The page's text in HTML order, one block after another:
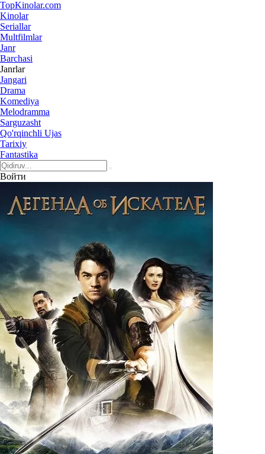
TopKinolar.com
Kinolar
Seriallar
Multfilmlar
Janr
Barchasi
Janrlar
Jangari
Drama
Komediya
Melodramma
Sarguzasht
Qo'rqinchli Ujas
Tarixiy
Fantastika
Войти